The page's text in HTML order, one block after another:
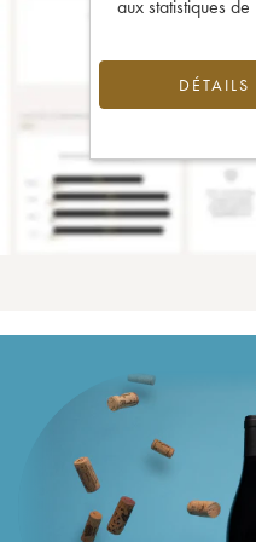
aux statistiques